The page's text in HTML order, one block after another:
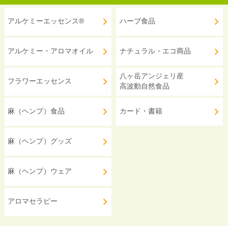
アルケミーエッセンス®
アルケミー・アロマオイル
フラワーエッセンス
麻（ヘンプ）食品
麻（ヘンプ）グッズ
麻（ヘンプ）ウェア
アロマセラピー
ハーブ食品
ナチュラル・エコ商品
八ヶ岳アンジェリ産
高波動自然食品
カード・書籍